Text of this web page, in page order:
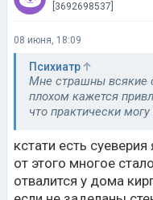
[3692698537]
08 июня, 18:09
Психиатр
Мне страшны всякие
плохом кажется
что практически
страшно навредить
пожелаешь. хотя
инциденты которые
практически. 😠
природе но
кстати есть
от этого многое
отвалится у дома